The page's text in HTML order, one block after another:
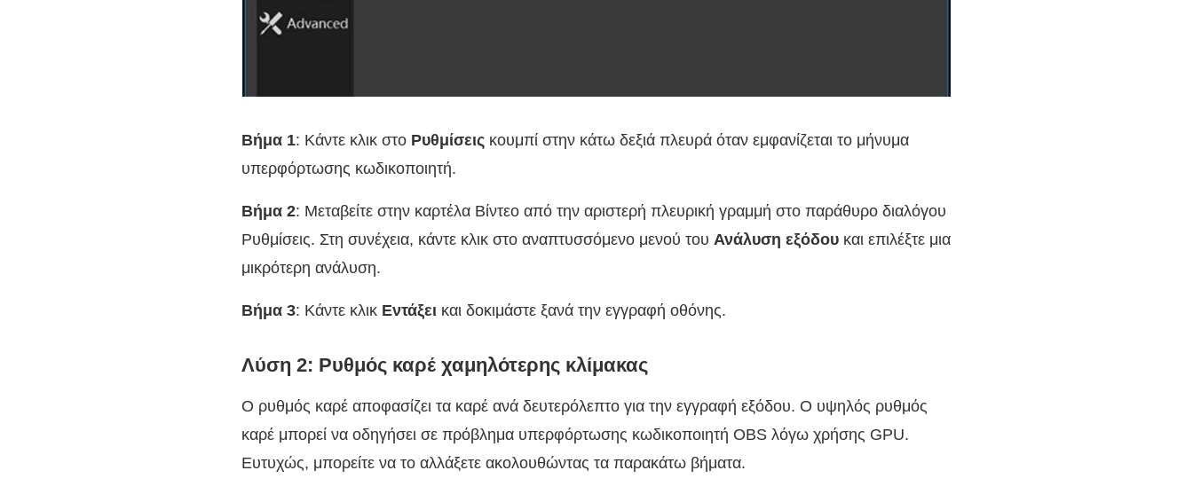
Βήμα 1: Κάντε κλικ στο Ρυθμίσεις κουμπί στην κάτω δεξιά πλευρά όταν εμφανίζεται το μήνυμα
υπερφόρτωσης κωδικοποιητή.
Βήμα 2: Μεταβείτε στην καρτέλα Βίντεο από την αριστερή πλευρική γραμμή στο παράθυρο διαλόγου
Ρυθμίσεις. Στη συνέχεια, κάντε κλικ στο αναπτυσσόμενο μενού του Ανάλυση εξόδου και επιλέξτε μια
μικρότερη ανάλυση.
Βήμα 3: Κάντε κλικ Εντάξει και δοκιμάστε ξανά την εγγραφή οθόνης.
Λύση 2: Ρυθμός καρέ χαμηλότερης κλίμακας
Ο ρυθμός καρέ αποφασίζει τα καρέ ανά δευτερόλεπτο για την εγγραφή εξόδου. Ο υψηλός ρυθμός
καρέ μπορεί να οδηγήσει σε πρόβλημα υπερφόρτωσης κωδικοποιητή OBS λόγω χρήσης GPU.
Ευτυχώς, μπορείτε να το αλλάξετε ακολουθώντας τα παρακάτω βήματα.